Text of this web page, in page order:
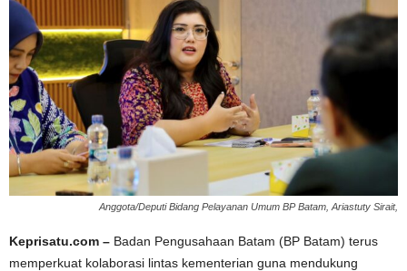
Anggota/Deputi Bidang Pelayanan Umum BP Batam, Ariastuty Sirait,
Keprisatu.com – Badan Pengusahaan Batam (BP Batam) terus
memperkuat kolaborasi lintas kementerian guna mendukung